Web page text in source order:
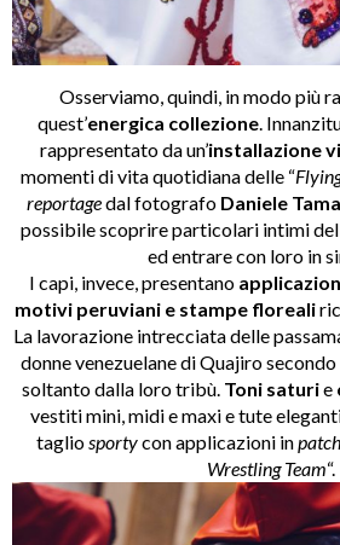
Osserviamo, quindi, in modo più
quest’energica collezione .
rappresentato da un’installazione
momenti di vita quotidiana delle “
reportagedal fotografo Daniele
possibile scoprire particolari intimi
ed entrare con loro in
I capi, invece, presentano
motivi peruviani e stampe floreali
La lavorazione intrecciata delle
donne venezuelane di Quajiro
soltanto dalla loro tribù. Toni saturie
vestiti mini, midi e maxi e tute
taglio sportycon applicazioni inpatch
Wrestling Team“.